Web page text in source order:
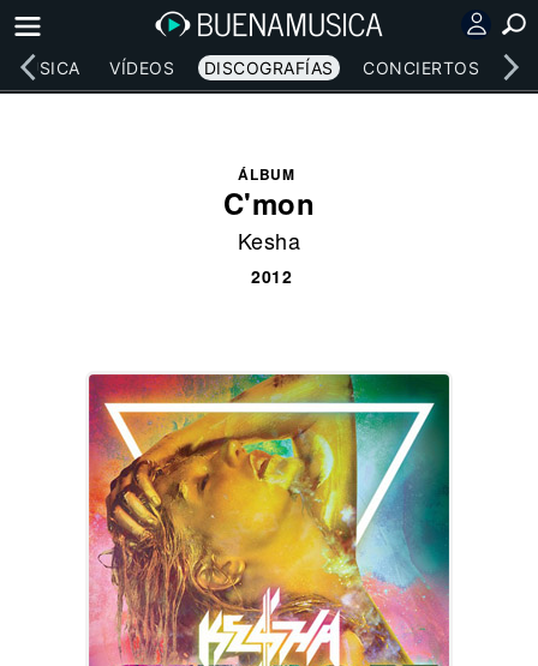
MÚSICA VÍDEOS DISCOGRAFÍAS CONCIERTOS
ÁLBUM
C'mon
Kesha
2012